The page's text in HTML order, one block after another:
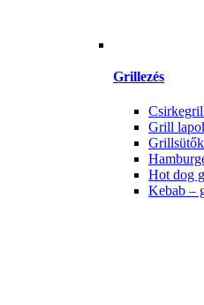
Grillezés
Grill
Hot dog
Kebab –